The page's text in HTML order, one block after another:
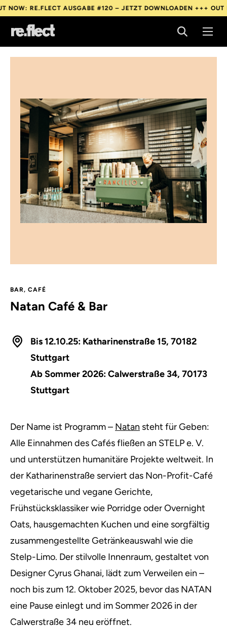
RE.FLECT AUSGABE #120 – JETZT DOWNLOADEN +++OUT NOW:
RE.FLECT AUSGABE #120 – JETZT DOWNLOADEN +++
BAR, CAFÉ
Natan Café & Bar
Bis 12.10.25: Katharinenstraße 15, 70182
Stuttgart
Ab Sommer 2026: Calwerstraße 34, 70173
Stuttgart
Der Name ist Programm – Natan steht für Geben:
Alle Einnahmen des Cafés fließen an STELP e. V.
und unterstützen humanitäre Projekte weltweit. In
der Katharinenstraße serviert das Non-Profit-Café
vegetarische und vegane Gerichte,
Frühstücksklassiker wie Porridge oder Overnight
Oats, hausgemachten Kuchen und eine sorgfältig
zusammengestellte Getränkeauswahl wie die
Stelp-Limo. Der stilvolle Innenraum, gestaltet von
Designer Cyrus Ghanai, lädt zum Verweilen ein –
noch bis zum 12. Oktober 2025, bevor das NATAN
eine Pause einlegt und im Sommer 2026 in der
Calwerstraße 34 neu eröffnet.